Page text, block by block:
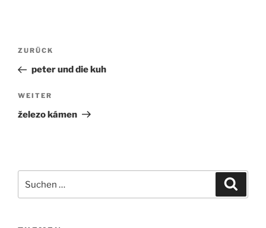
Beitragsnavigation
Vorheriger
Beitrag
ZURÜCK
peter und die kuh
Nächster
Beitrag
WEITER
železo kámen
nach: